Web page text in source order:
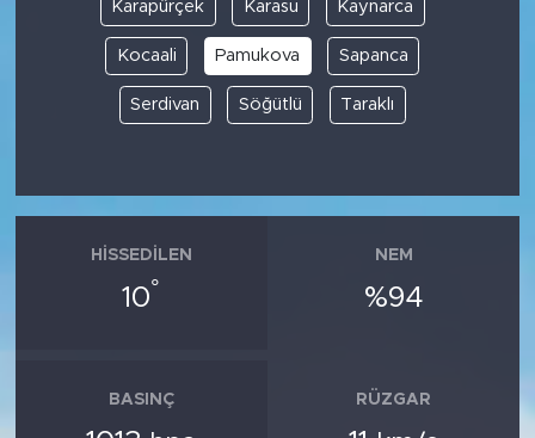
Karapürçek Karasu Kaynarca
Kocaali Pamukova Sapanca
Serdivan Söğütlü Taraklı
HISSEDILEN
10°
NEM
%94
BASINÇ RÜZGAR